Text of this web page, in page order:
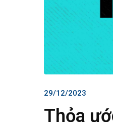
29/12/2023
Thỏa